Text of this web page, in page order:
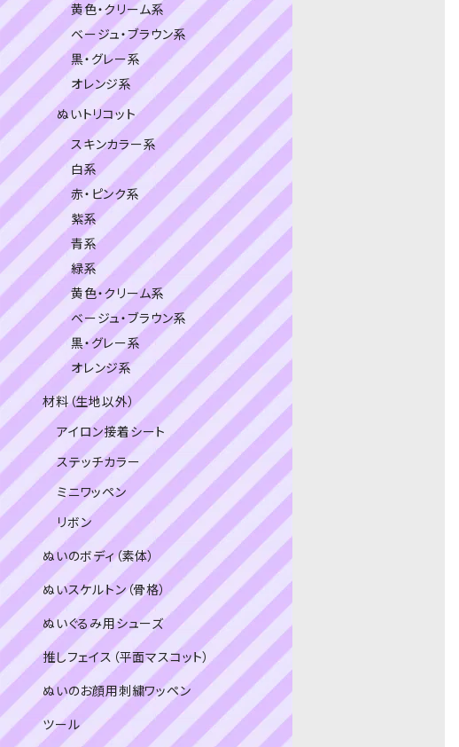
黄色・クリーム系
ベージュ・ブラウン系
黒・グレー系
オレンジ系
ぬいトリコット
スキンカラー系
白系
赤・ピンク系
紫系
青系
緑系
黄色・クリーム系
ベージュ・ブラウン系
黒・グレー系
オレンジ系
材料（生地以外）
アイロン接着シート
ステッチカラー
ミニワッペン
リボン
ぬいのボディ（素体）
ぬいスケルトン（骨格）
ぬいぐるみ用シューズ
推しフェイス（平面マスコット）
ぬいのお顔用刺繍ワッペン
ツール